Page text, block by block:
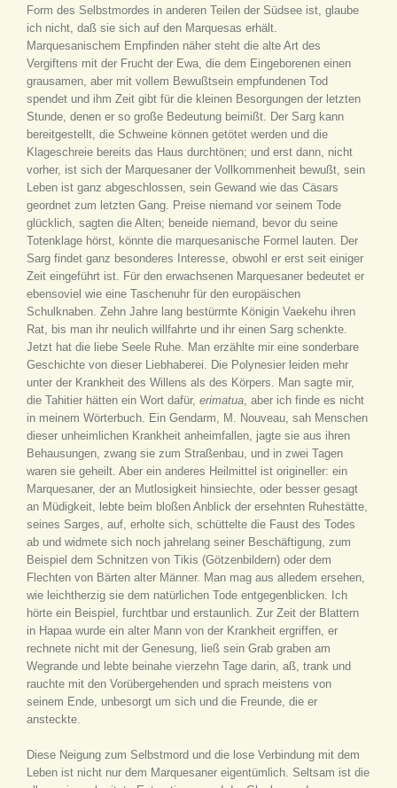
Form des Selbstmordes in anderen Teilen der Südsee ist, glaube
ich nicht, daß sie sich auf den Marquesas erhält.
Marquesanischem Empfinden näher steht die alte Art des
Vergiftens mit der Frucht der Ewa, die dem Eingeborenen einen
grausamen, aber mit vollem Bewußtsein empfundenen Tod
spendet und ihm Zeit gibt für die kleinen Besorgungen der letzten
Stunde, denen er so große Bedeutung beimißt. Der Sarg kann
bereitgestellt, die Schweine können getötet werden und die
Klageschreie bereits das Haus durchtönen; und erst dann, nicht
vorher, ist sich der Marquesaner der Vollkommenheit bewußt, sein
Leben ist ganz abgeschlossen, sein Gewand wie das Cäsars
geordnet zum letzten Gang. Preise niemand vor seinem Tode
glücklich, sagten die Alten; beneide niemand, bevor du seine
Totenklage hörst, könnte die marquesanische Formel lauten. Der
Sarg findet ganz besonderes Interesse, obwohl er erst seit einiger
Zeit eingeführt ist. Für den erwachsenen Marquesaner bedeutet er
ebensoviel wie eine Taschenuhr für den europäischen
Schulknaben. Zehn Jahre lang bestürmte Königin Vaekehu ihren
Rat, bis man ihr neulich willfahrte und ihr einen Sarg schenkte.
Jetzt hat die liebe Seele Ruhe. Man erzählte mir eine sonderbare
Geschichte von dieser Liebhaberei. Die Polynesier leiden mehr
unter der Krankheit des Willens als des Körpers. Man sagte mir,
die Tahitier hätten ein Wort dafür, erimatua , aber ich finde es nicht
in meinem Wörterbuch. Ein Gendarm, M. Nouveau, sah Menschen
dieser unheimlichen Krankheit anheimfallen, jagte sie aus ihren
Behausungen, zwang sie zum Straßenbau, und in zwei Tagen
waren sie geheilt. Aber ein anderes Heilmittel ist origineller: ein
Marquesaner, der an Mutlosigkeit hinsiechte, oder besser gesagt
an Müdigkeit, lebte beim bloßen Anblick der ersehnten Ruhestätte,
seines Sarges, auf, erholte sich, schüttelte die Faust des Todes
ab und widmete sich noch jahrelang seiner Beschäftigung, zum
Beispiel dem Schnitzen von Tikis (Götzenbildern) oder dem
Flechten von Bärten alter Männer. Man mag aus alledem ersehen,
wie leichtherzig sie dem natürlichen Tode entgegenblicken. Ich
hörte ein Beispiel, furchtbar und erstaunlich. Zur Zeit der Blattern
in Hapaa wurde ein alter Mann von der Krankheit ergriffen, er
rechnete nicht mit der Genesung, ließ sein Grab graben am
Wegrande und lebte beinahe vierzehn Tage darin, aß, trank und
rauchte mit den Vorübergehenden und sprach meistens von
seinem Ende, unbesorgt um sich und die Freunde, die er
ansteckte.
Diese Neigung zum Selbstmord und die lose Verbindung mit dem
Leben ist nicht nur dem Marquesaner eigentümlich. Seltsam ist die